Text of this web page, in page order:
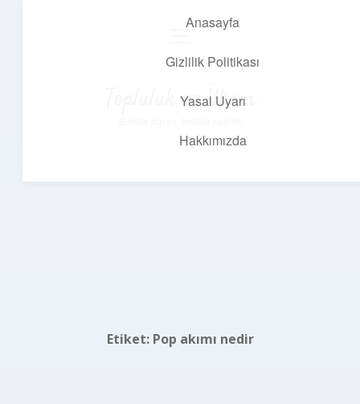
Anasayfa
Gizlilik Politikası
Yasal Uyarı
Hakkımızda
Topluluk ve İlham
Etiket: Pop akımı nedir